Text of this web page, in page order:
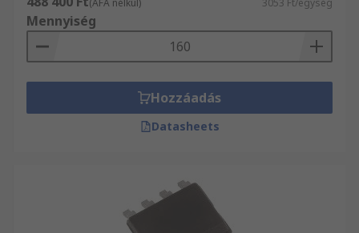
használatával kapcsolatos kérdéseit. Ehhez
kérjük hívja ügyfélszolgálatunkat a 06 1 408
8371-es telefonszámon. Weboldalunkon képek és
megfelelő termékeket.
(ÁFA nélkül) 3053 Ft/egység
Mennyiség
Hozzáadás
Datasheets